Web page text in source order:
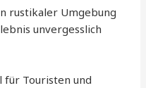
rustikaler Umgebung
unvergesslich
für Touristen und